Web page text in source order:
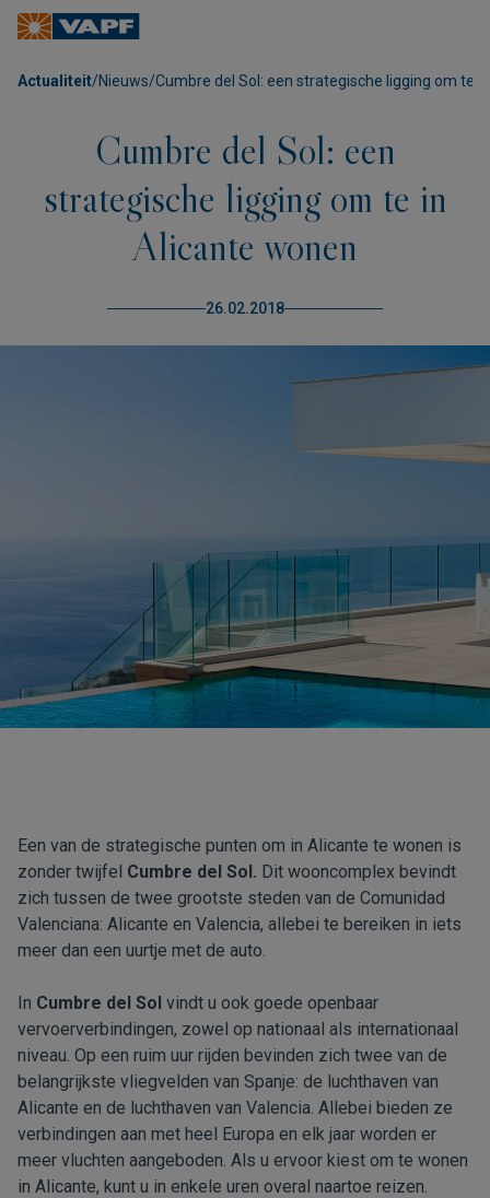
Actualiteit/Nieuws/Cumbre del Sol: een strategische ligging om te
Cumbre del Sol: een
strategische ligging om te in
Alicante wonen
26.02.2018
Een van de strategische punten om in Alicante te wonen is
zonder twijfel Cumbre del Sol. Dit wooncomplex bevindt
zich tussen de twee grootste steden van de Comunidad
Valenciana: Alicante en Valencia, allebei te bereiken in iets
meer dan een uurtje met de auto.
In Cumbre del Sol vindt u ook goede openbaar
vervoerverbindingen, zowel op nationaal als internationaal
niveau. Op een ruim uur rijden bevinden zich twee van de
belangrijkste vliegvelden van Spanje: de luchthaven van
Alicante en de luchthaven van Valencia. Allebei bieden ze
verbindingen aan met heel Europa en elk jaar worden er
meer vluchten aangeboden. Als u ervoor kiest om te wonen
in Alicante, kunt u in enkele uren overal naartoe reizen.